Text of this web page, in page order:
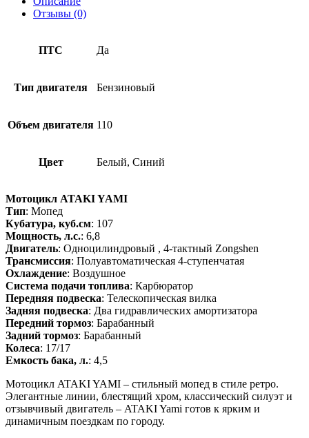
Отзывы (0)
ПТС Да
Тип двигателя Бензиновый
Объем двигателя 110
Цвет Белый, Синий
Мотоцикл ATAKI YAMI
Тип: Мопед
Кубатура, куб.см: 107
Мощность, л.с.: 6,8
Двигатель: Одноцилиндровый , 4-тактный Zongshen
Трансмиссия: Полуавтоматическая 4-ступенчатая
Охлаждение: Воздушное
Система подачи топлива: Карбюратор
Передняя подвеска: Телескопическая вилка
Задняя подвеска: Два гидравлических амортизатора
Передний тормоз: Барабанный
Задний тормоз: Барабанный
Колеса: 17/17
Емкость бака, л.: 4,5
Мотоцикл ATAKI YAMI – стильный мопед в стиле ретро.
Элегантные линии, блестящий хром, классический силуэт и
отзывчивый двигатель – ATAKI Yami готов к ярким и
динамичным поездкам по городу.